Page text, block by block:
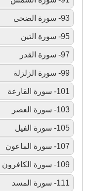
93- سورة الضحى
95- سورة التين
97- سورة القدر
99- سورة الزلزلة
101- سورة القارعة
103- سورة العصر
105- سورة الفيل
107- سورة الماعون
109- سورة الكافرون
111- سورة المسد